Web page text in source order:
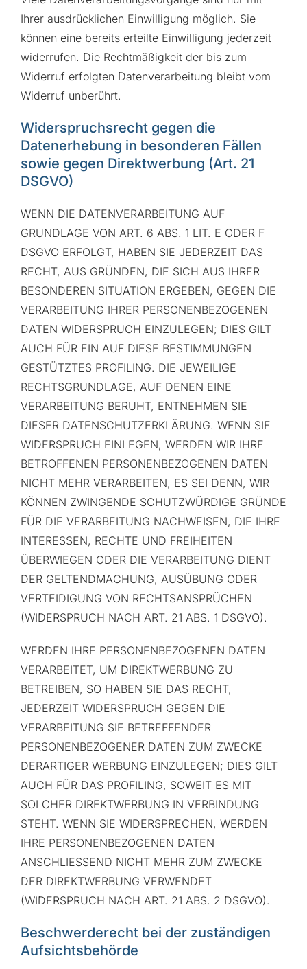
Ihrer ausdrücklichen Einwilligung möglich. Sie
können eine bereits erteilte Einwilligung jederzeit
widerrufen. Die Rechtmäßigkeit der bis zum
Widerruf erfolgten Datenverarbeitung bleibt vom
Widerruf unberührt.
Widerspruchsrecht gegen die
Datenerhebung in besonderen Fällen
sowie gegen Direktwerbung (Art. 21
DSGVO)
WENN DIE DATENVERARBEITUNG AUF
GRUNDLAGE VON ART. 6 ABS. 1 LIT. E ODER F
DSGVO ERFOLGT, HABEN SIE JEDERZEIT DAS
RECHT, AUS GRÜNDEN, DIE SICH AUS IHRER
BESONDEREN SITUATION ERGEBEN, GEGEN DIE
VERARBEITUNG IHRER PERSONENBEZOGENEN
DATEN WIDERSPRUCH EINZULEGEN; DIES GILT
AUCH FÜR EIN AUF DIESE BESTIMMUNGEN
GESTÜTZTES PROFILING. DIE JEWEILIGE
RECHTSGRUNDLAGE, AUF DENEN EINE
VERARBEITUNG BERUHT, ENTNEHMEN SIE
DIESER DATENSCHUTZERKLÄRUNG. WENN SIE
WIDERSPRUCH EINLEGEN, WERDEN WIR IHRE
BETROFFENEN PERSONENBEZOGENEN DATEN
NICHT MEHR VERARBEITEN, ES SEI DENN, WIR
KÖNNEN ZWINGENDE SCHUTZWÜRDIGE GRÜNDE
FÜR DIE VERARBEITUNG NACHWEISEN, DIE IHRE
INTERESSEN, RECHTE UND FREIHEITEN
ÜBERWIEGEN ODER DIE VERARBEITUNG DIENT
DER GELTENDMACHUNG, AUSÜBUNG ODER
VERTEIDIGUNG VON RECHTSANSPRÜCHEN
(WIDERSPRUCH NACH ART. 21 ABS. 1 DSGVO).
WERDEN IHRE PERSONENBEZOGENEN DATEN
VERARBEITET, UM DIREKTWERBUNG ZU
BETREIBEN, SO HABEN SIE DAS RECHT,
JEDERZEIT WIDERSPRUCH GEGEN DIE
VERARBEITUNG SIE BETREFFENDER
PERSONENBEZOGENER DATEN ZUM ZWECKE
DERARTIGER WERBUNG EINZULEGEN; DIES GILT
AUCH FÜR DAS PROFILING, SOWEIT ES MIT
SOLCHER DIREKTWERBUNG IN VERBINDUNG
STEHT. WENN SIE WIDERSPRECHEN, WERDEN
IHRE PERSONENBEZOGENEN DATEN
ANSCHLIESSEND NICHT MEHR ZUM ZWECKE
DER DIREKTWERBUNG VERWENDET
(WIDERSPRUCH NACH ART. 21 ABS. 2 DSGVO).
Beschwerde­recht bei der zuständigen
Aufsichts­behörde